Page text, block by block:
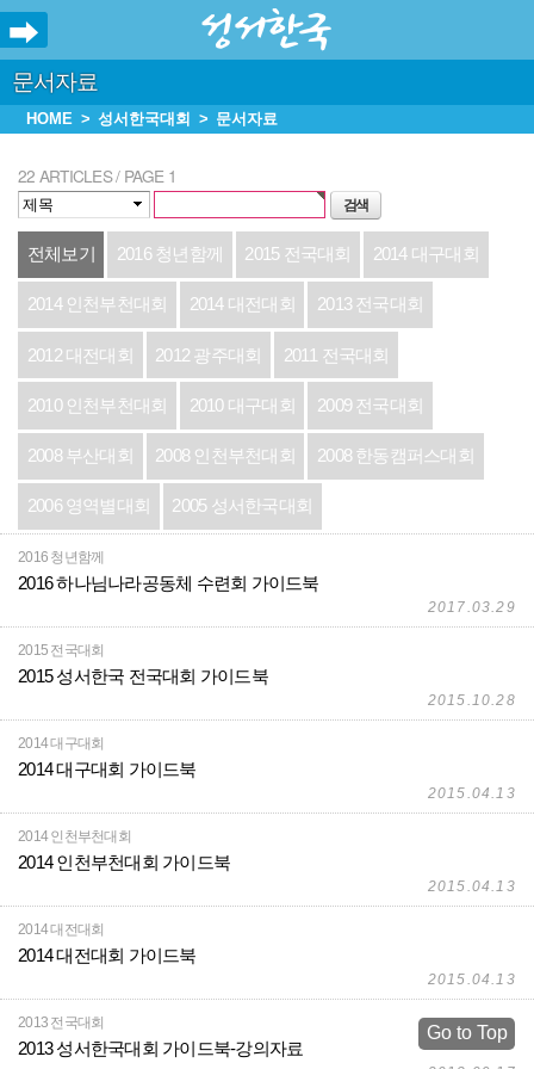
문서자료
HOME 성서한국대회 문서자료
22 ARTICLES / PAGE 1
전체보기 2016 청년함께 2015 전국대회 2014 대구대회
2014 인천부천대회 2014 대전대회 2013 전국대회
2012 대전대회 2012 광주대회 2011 전국대회
2010 인천부천대회 2010 대구대회 2009 전국대회
2008 부산대회 2008 인천부천대회 2008 한동캠퍼스대회
2006 영역별대회 2005 성서한국대회
2016 청년함께
2016 하나님나라공동체 수련회 가이드북
2017.03.29
2015 전국대회
2015 성서한국 전국대회 가이드북
2015.10.28
2014 대구대회
2014 대구대회 가이드북
2015.04.13
2014 인천부천대회
2014 인천부천대회 가이드북
2015.04.13
2014 대전대회
2014 대전대회 가이드북
2015.04.13
2013 전국대회
2013 성서한국대회 가이드북-강의자료
Go to Top